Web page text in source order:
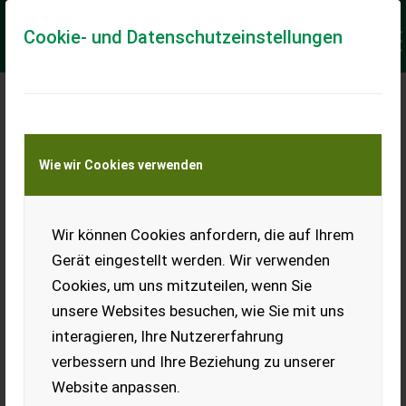
Cookie- und Datenschutzeinstellungen
Wie wir Cookies verwenden
Wir können Cookies anfordern, die auf Ihrem
Gerät eingestellt werden. Wir verwenden
Cookies, um uns mitzuteilen, wenn Sie
unsere Websites besuchen, wie Sie mit uns
interagieren, Ihre Nutzererfahrung
verbessern und Ihre Beziehung zu unserer
Website anpassen.
Meine Transportkostenanfrage
Transport von Land- und Baumaschinen –
KEINE Tiertransporte
Ladeort
Ort